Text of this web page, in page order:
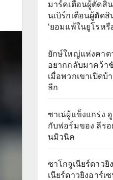
มาร์คเตือนผู้ตัดสิ
นเบิร์กเตือนผู้ตัด
‘ยอมแพ้ในยูโรห
ยักษ์ใหญ่แห่งคาต
อยากกลับมาคว้า
เมื่อพวกเขาเปิดบ้
ลีก
ซาเน่ผู้แข็งแกร่ง
กับฟอร์มของ ลีรอ
นมิวนิค
ซาโกจูเนียร์ดาวยิ
เนียร์ดาวยิงอาร์เ